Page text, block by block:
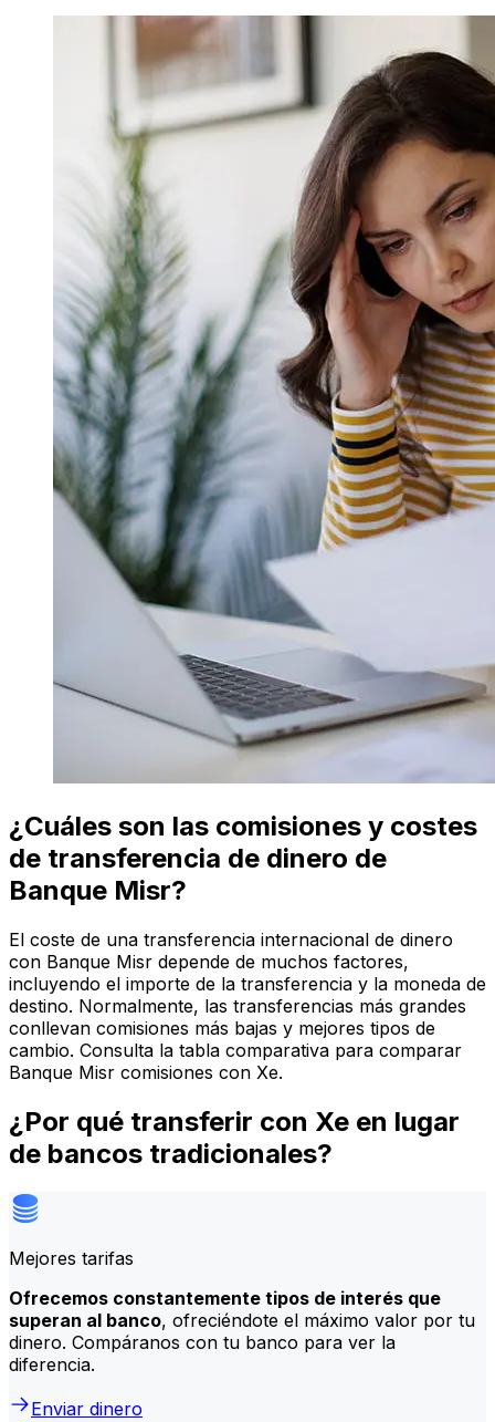
¿Cuáles son las comisiones y costes
de transferencia de dinero de
Banque Misr?
El coste de una transferencia internacional de dinero
con Banque Misr depende de muchos factores,
incluyendo el importe de la transferencia y la moneda de
destino. Normalmente, las transferencias más grandes
conllevan comisiones más bajas y mejores tipos de
cambio. Consulta la tabla comparativa para comparar
Banque Misr comisiones con Xe.
¿Por qué transferir con Xe en lugar
de bancos tradicionales?
Mejores tarifas
Ofrecemos constantemente tipos de interés que
superan al banco, ofreciéndote el máximo valor por tu
dinero. Compáranos con tu banco para ver la
diferencia.
Enviar dinero